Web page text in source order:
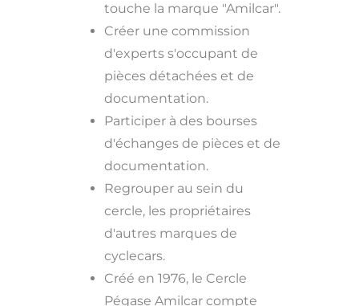
touche la marque "Amilcar".
Créer une commission
d'experts s'occupant de
pièces détachées et de
documentation.
Participer à des bourses
d'échanges de pièces et de
documentation.
Regrouper au sein du
cercle, les propriétaires
d'autres marques de
cyclecars.
Créé en 1976, le Cercle
Pégase Amilcar compte